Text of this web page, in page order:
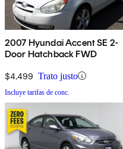
2007 Hyundai Accent SE 2-
Door Hatchback FWD
$4,499 Trato justo
Incluye tarifas de conc.